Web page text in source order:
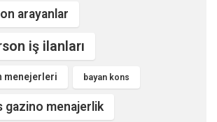
arayanlar
iş ilanları
menejerleri bayan kons
gazino menajerlik